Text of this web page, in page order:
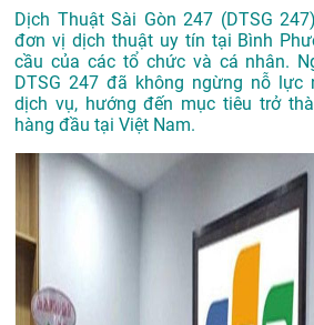
Dịch Thuật Sài Gòn 247 (DTSG
đơn vị dịch thuật uy tín tại Bình
cầu của các tổ chức và cá nhân.
DTSG 247 đã không ngừng nỗ lực
dịch vụ, hướng đến mục tiêu trở
hàng đầu tại Việt Nam.